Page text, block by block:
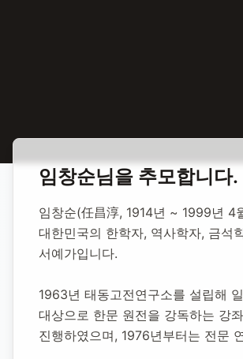
합동 추모 임창순 역사학자
임창순 역사
영면일:1999년 4월 12일
임창순님을 추모합니다.
임창순(任昌淳, 1914년 ~ 1999년 4
대한민국의 한학자, 역사학자, 금석
서예가입니다.
1963년 태동고전연구소를 설립해
대상으로 한문 원전을 강독하는 강
진행하였으며, 1976년부터는 전문